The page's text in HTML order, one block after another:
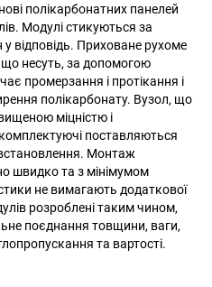
полікарбонатних панелей
Модулі стикуються за
відповідь. Приховане рухоме
що несуть, за допомогою
промерзання і протікання і
полікарбонату. Вузол, що
міцністю і
поставляються
Монтаж
швидко та з мінімумом
не вимагають додаткової
розроблені таким чином,
поєднання товщини, ваги,
та вартості.